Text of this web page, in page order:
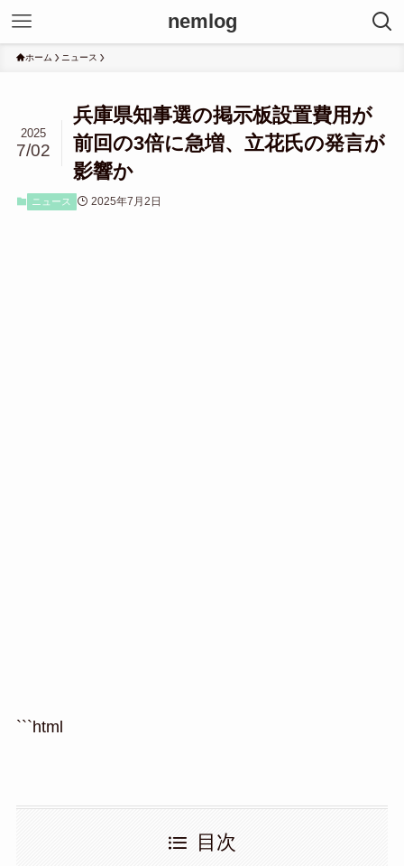
nemlog
ホーム ニュース
兵庫県知事選の掲示板設置費用が
前回の3倍に急増、立花氏の発言が
影響か
2025
7/02
ニュース 2025年7月2日
```html
目次